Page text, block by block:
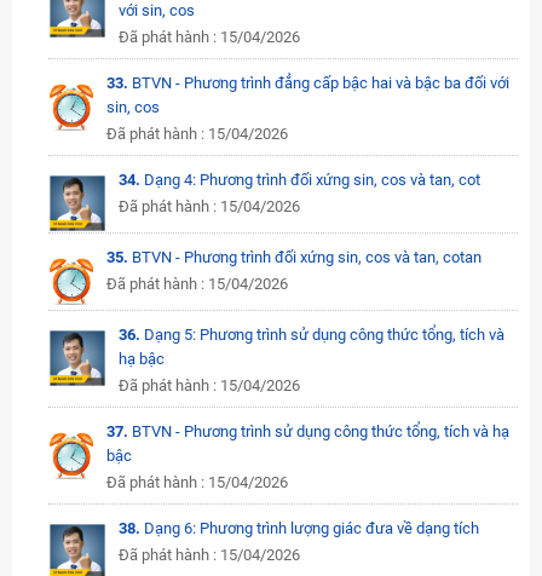
với sin, cos
Đã phát hành : 15/04/2026
33. BTVN - Phương trình đẳng cấp bậc hai và bậc ba đối với
sin, cos
Đã phát hành : 15/04/2026
34. Dạng 4: Phương trình đối xứng sin, cos và tan, cot
Đã phát hành : 15/04/2026
35. BTVN - Phương trình đối xứng sin, cos và tan, cotan
Đã phát hành : 15/04/2026
36. Dạng 5: Phương trình sử dụng công thức tổng, tích và
hạ bậc
Đã phát hành : 15/04/2026
37. BTVN - Phương trình sử dụng công thức tổng, tích và hạ
bậc
Đã phát hành : 15/04/2026
38. Dạng 6: Phương trình lượng giác đưa về dạng tích
Đã phát hành : 15/04/2026